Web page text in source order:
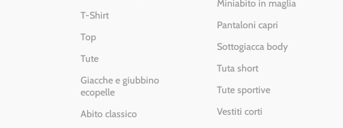
T-Shirt
Top
Tute
Giacche e giubbino
ecopelle
Abito classico
Miniabito in maglia
Pantaloni capri
Sottogiacca body
Tuta short
Tute sportive
Vestiti corti